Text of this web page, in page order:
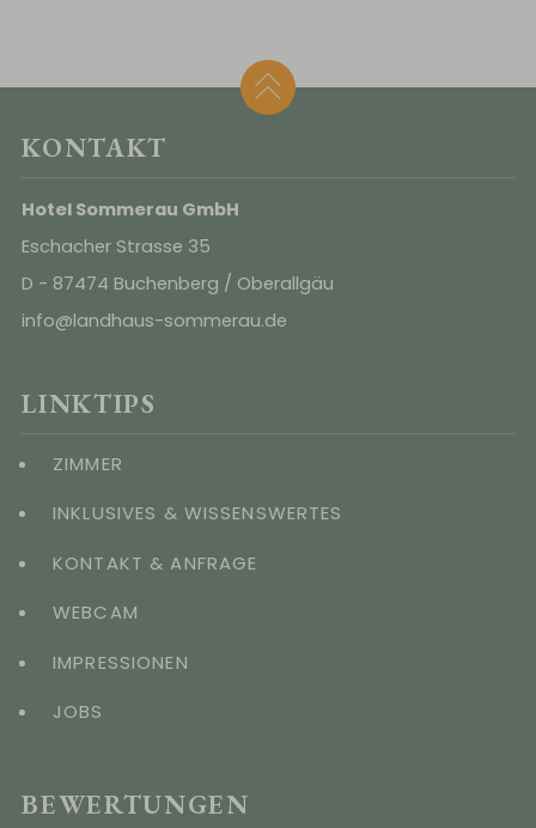
KONTAKT
Hotel Sommerau GmbH
Eschacher Strasse 35
D - 87474 Buchenberg / Oberallgäu
info@landhaus-sommerau.de
LINKTIPS
ZIMMER
INKLUSIVES & WISSENSWERTES
KONTAKT & ANFRAGE
WEBCAM
IMPRESSIONEN
JOBS
BEWERTUNGEN